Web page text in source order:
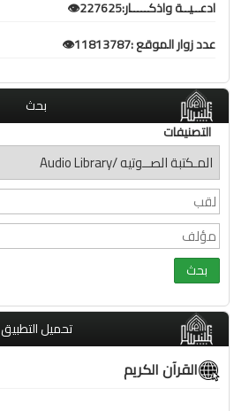
ادعــيــة واذكـــــار:227625👁️
عدد زوار الموقع :11813787👁️
بحث
التصنيفات
تحميل التطبيق
القرآن الكريم